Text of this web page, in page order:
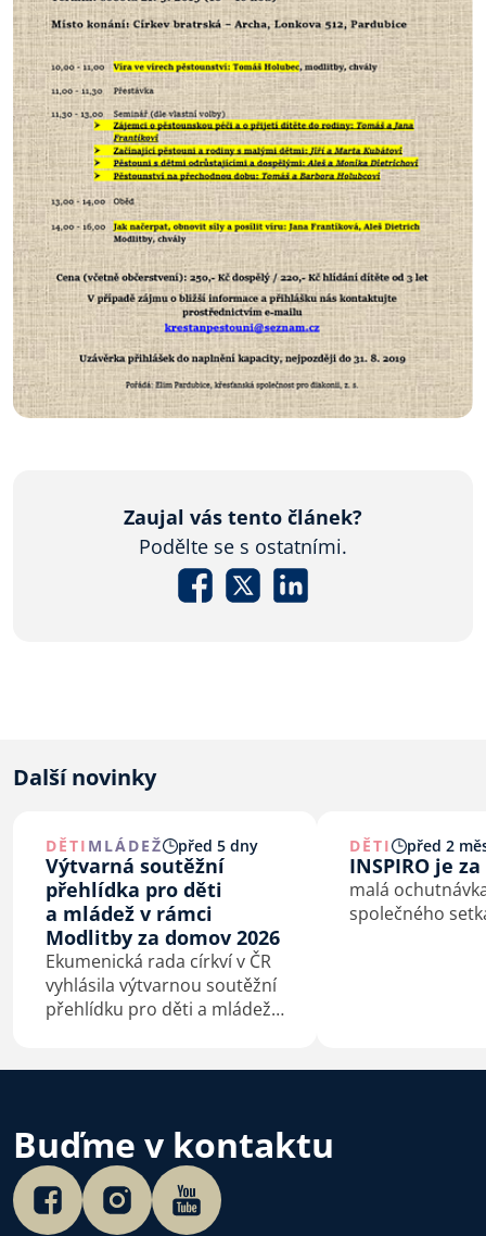
Zaujal vás tento článek?
Podělte se s ostatními.
Další novinky
DĚTI MLÁDEŽ před 5 dny
Výtvarná soutěžní
přehlídka pro děti
a mládež v rámci
Modlitby za domov 2026
Ekumenická rada církví v ČR
vyhlásila výtvarnou soutěžní
přehlídku pro děti a mládež
DĚTI před 2
INSPIRO je
malá
společného
Buďme v kontaktu